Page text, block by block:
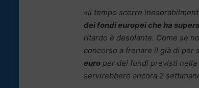
«Il tempo scorre
dei fondi europei che ha
ritardo è desolante. Come se
concorso a frenare il già di per
euro per dei fondi previsti nella
servirebbero ancora 2